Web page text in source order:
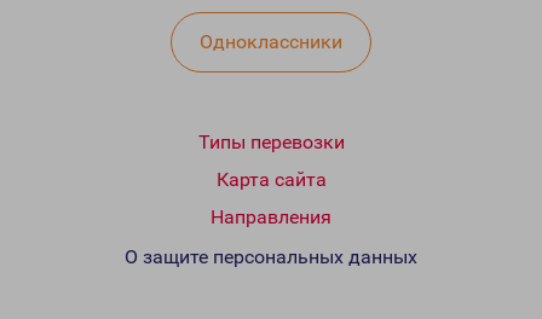
Одноклассники
Типы перевозки
Карта сайта
Направления
О защите персональных данных